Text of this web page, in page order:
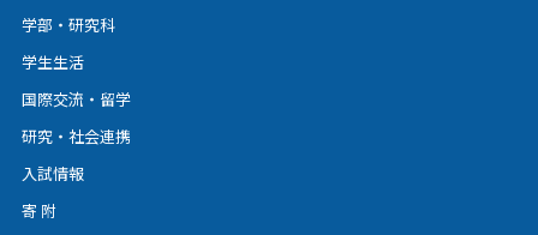
学部・研究科
学生生活
国際交流・留学
研究・社会連携
入試情報
寄 附